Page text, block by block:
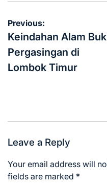
Post
navigation
Previous:
Keindahan Alam
Pergasingan di
Lombok Timur
Leave a Reply
Your email address will
fields are marked *